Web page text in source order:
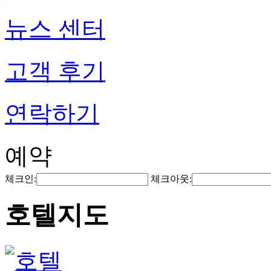
뉴스 센터
고객 후기
연락하기
예약
체크인: 체크아웃:
호텔지도